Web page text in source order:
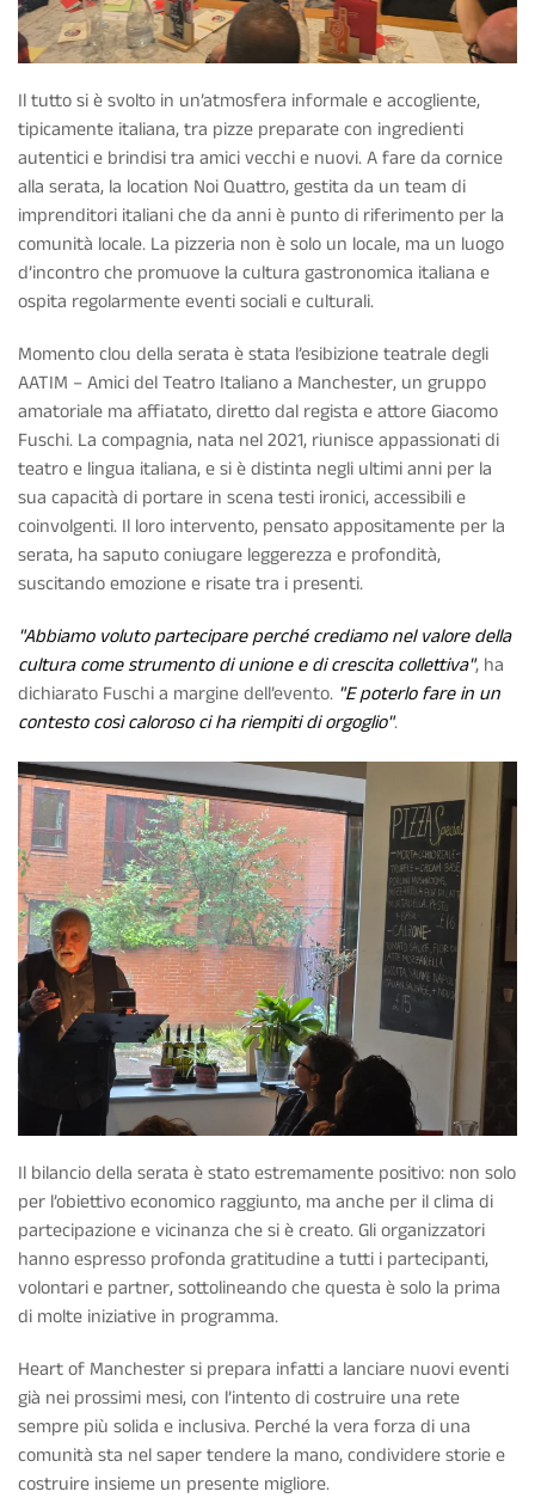
Il tutto si è svolto in un’atmosfera informale e accogliente,
tipicamente italiana, tra pizze preparate con ingredienti
autentici e brindisi tra amici vecchi e nuovi. A fare da cornice
alla serata, la location Noi Quattro, gestita da un team di
imprenditori italiani che da anni è punto di riferimento per la
comunità locale. La pizzeria non è solo un locale, ma un luogo
d’incontro che promuove la cultura gastronomica italiana e
ospita regolarmente eventi sociali e culturali.
Momento clou della serata è stata l’esibizione teatrale degli
AATIM – Amici del Teatro Italiano a Manchester, un gruppo
amatoriale ma affiatato, diretto dal regista e attore Giacomo
Fuschi. La compagnia, nata nel 2021, riunisce appassionati di
teatro e lingua italiana, e si è distinta negli ultimi anni per la
sua capacità di portare in scena testi ironici, accessibili e
coinvolgenti. Il loro intervento, pensato appositamente per la
serata, ha saputo coniugare leggerezza e profondità,
suscitando emozione e risate tra i presenti.
"Abbiamo voluto partecipare perché crediamo nel valore della
cultura come strumento di unione e di crescita collettiva", ha
dichiarato Fuschi a margine dell’evento. "E poterlo fare in un
contesto così caloroso ci ha riempiti di orgoglio".
Il bilancio della serata è stato estremamente positivo: non solo
per l’obiettivo economico raggiunto, ma anche per il clima di
partecipazione e vicinanza che si è creato. Gli organizzatori
hanno espresso profonda gratitudine a tutti i partecipanti,
volontari e partner, sottolineando che questa è solo la prima
di molte iniziative in programma.
Heart of Manchester si prepara infatti a lanciare nuovi eventi
già nei prossimi mesi, con l’intento di costruire una rete
sempre più solida e inclusiva. Perché la vera forza di una
comunità sta nel saper tendere la mano, condividere storie e
costruire insieme un presente migliore.